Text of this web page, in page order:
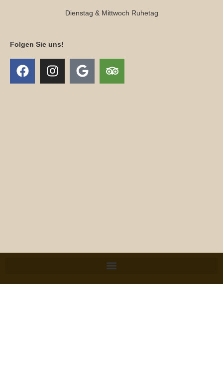
Dienstag & Mittwoch Ruhetag
Folgen Sie uns!